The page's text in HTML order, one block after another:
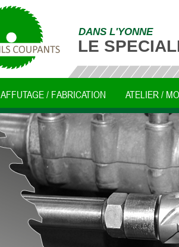
DANS L'YONNE
LE
AFFUTAGE / FABRICATION ATELIER /